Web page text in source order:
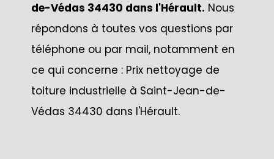
de-Védas 34430 dans l'Hérault. Nous
répondons à toutes vos questions par
téléphone ou par mail, notamment en
ce qui concerne : Prix nettoyage de
toiture industrielle à Saint-Jean-de-
Védas 34430 dans l'Hérault.